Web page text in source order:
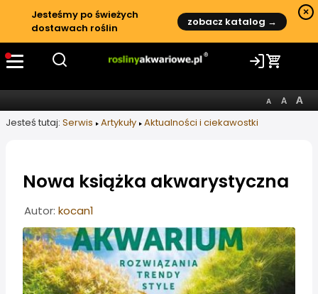
Jesteśmy po świeżych
dostawach roślin
zobacz katalog →
×
Jesteś tutaj: Serwis Artykuły Aktualności i ciekawostki
Nowa książka akwarystyczna
Informacje o artykule
Autor: kocan1